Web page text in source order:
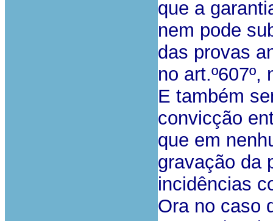
que a
nem pode
das provas
no art.º607º,
E também
convicção
que em
gravação da
incidências
Ora no caso